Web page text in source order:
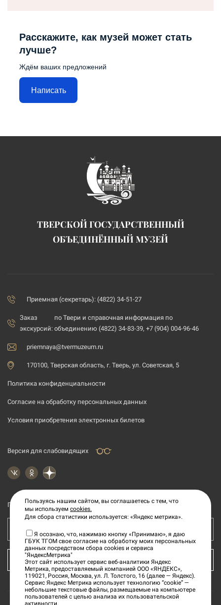
Расскажите, как музей может стать
лучше?
Ждём ваших предложений
Написать
ТВЕРСКОЙ ГОСУДАРСТВЕННЫЙ
ОБЪЕДИНЁННЫЙ МУЗЕЙ
Приемная (секретарь): (4822) 34-51-27
Заказ
экскурсий:
по Твери и справочная информация по
объединению (4822) 34-83-39, +7 (904) 004-96-46
priemnaya@tvermuzeum.ru
170100, Тверская область, г. Тверь, ул. Советская, 5
Политика конфиденциальности
Согласие на обработку персональных данных
Условия приобретения электронных билетов
Версия для слабовидящих
Подпишитесь на рассылку новостей
Ваш e-mail адрес
КУПИТЬ БИЛЕТ
Пользуясь нашим сайтом, вы соглашаетесь с тем, что
мы используем cookies.
Для сбора статистики используется: «Яндекс метрика».
Я осознаю, что, нажимаю кнопку «Принимаю», я даю
ГБУК ТГОМ свое согласие на обработку моих персональных
данных посредством сбора cookies и сервиса
"ЯндексМетрика"
Этот сайт использует сервис веб-аналитики Яндекс
Метрика, предоставляемый компанией ООО «ЯНДЕКС»,
119021, Россия, Москва, ул. Л. Толстого, 16 (далее — Яндекс).
Сервис Яндекс Метрика использует технологию “cookie” —
небольшие текстовые файлы, размещаемые на компьютере
пользователей с целью анализа их пользовательской
активности.